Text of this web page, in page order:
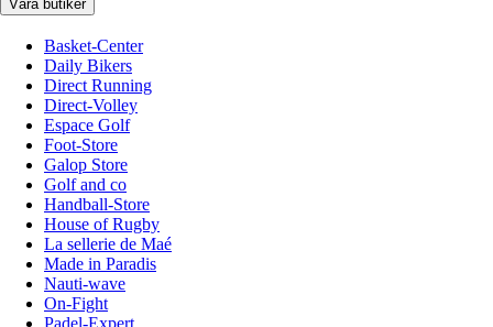
Våra butiker
Basket-Center
Daily Bikers
Direct Running
Direct-Volley
Espace Golf
Foot-Store
Galop Store
Golf and co
Handball-Store
House of Rugby
La sellerie de Maé
Made in Paradis
Nauti-wave
On-Fight
Padel-Expert